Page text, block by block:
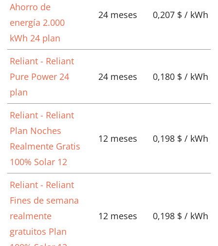
Ahorro de
energía 2.000
kWh 24 plan
24 meses 0,207 $ / kWh
Reliant - Reliant
Pure Power 24
plan
24 meses 0,180 $ / kWh
Reliant - Reliant
Plan Noches
Realmente Gratis
100% Solar 12
12 meses 0,198 $ / kWh
Reliant - Reliant
Fines de semana
realmente
gratuitos Plan
12 meses 0,198 $ / kWh